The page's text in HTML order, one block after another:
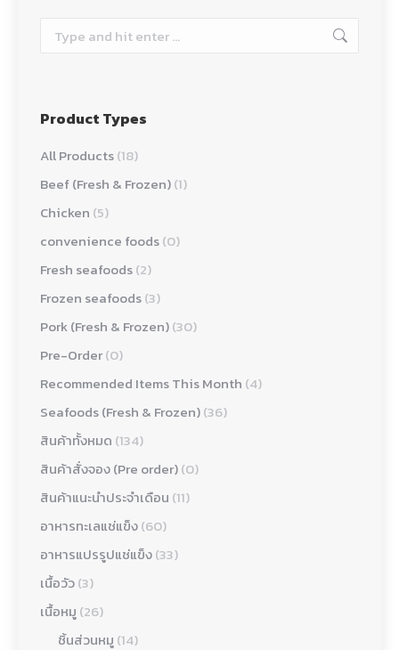
Search:
Product Types
All Products(18)
Beef (Fresh & Frozen)(1)
Chicken (5)
convenience foods(0)
Fresh seafoods(2)
Frozen seafoods(3)
Pork (Fresh & Frozen)(30)
Pre-Order(0)
Recommended Items This Month (4)
Seafoods (Fresh & Frozen)(36)
สินค้าทั้งหมด (134)
สินค้าสั่งจอง (Pre order)(0)
สินค้าแนะนำประจำเดือน (11)
อาหารทะเลแช่แข็ง(60)
อาหารแปรรูปแช่แข็ง(33)
เนื้อวัว(3)
เนื้อหมู (26)
ชิ้นส่วนหมู (14)